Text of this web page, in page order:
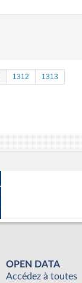
1312
1313
OPEN DATA
Accédez à toutes